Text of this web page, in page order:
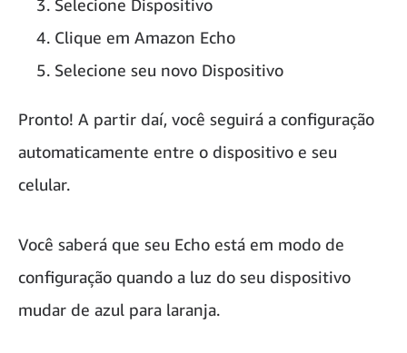
Selecione Dispositivo
Clique em Amazon Echo
Selecione seu novo Dispositivo
Pronto! A partir daí, você seguirá a configuração
automaticamente entre o dispositivo e seu
celular.
Você saberá que seu Echo está em modo de
configuração quando a luz do seu dispositivo
mudar de azul para laranja.